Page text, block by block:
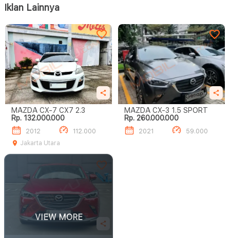
Iklan Lainnya
MAZDA CX-7 CX7 2.3
Rp. 132.000.000
2012
112.000
Jakarta Utara
MAZDA CX-3 1.5 SPORT
Rp. 260.000.000
2021 59.000
VIEW MORE